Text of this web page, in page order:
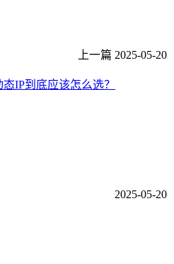
上一篇 2025-05-20
IP到底应该怎么选？
2025-05-20